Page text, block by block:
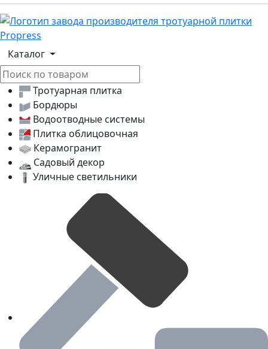
Логотип, переход на главную страницу
Каталог
Тротуарная плитка
Бордюры
Водоотводные системы
Плитка облицовочная
Керамогранит
Садовый декор
Уличные светильники